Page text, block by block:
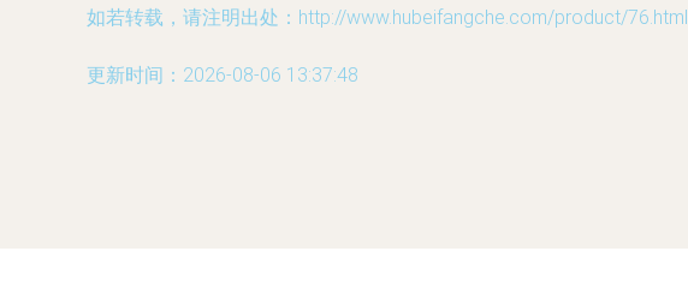
如若转载，请注明出处：http://www.hubeifangche.com/product/76.html
更新时间：2026-08-06 13:37:48